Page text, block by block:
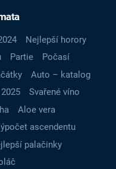
Nejlepší horory
Partie
Počasí
Auto – katalog
Svařené víno
Aloe vera
ascendentu
palačinky